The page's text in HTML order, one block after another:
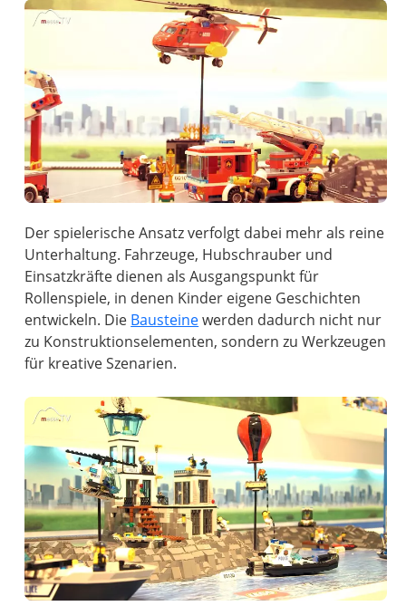
Der spielerische Ansatz verfolgt dabei mehr als reine
Unterhaltung. Fahrzeuge, Hubschrauber und
Einsatzkräfte dienen als Ausgangspunkt für
Rollenspiele, in denen Kinder eigene Geschichten
entwickeln. Die Bausteinewerden dadurch nicht nur
zu Konstruktionselementen, sondern zu Werkzeugen
für kreative Szenarien.